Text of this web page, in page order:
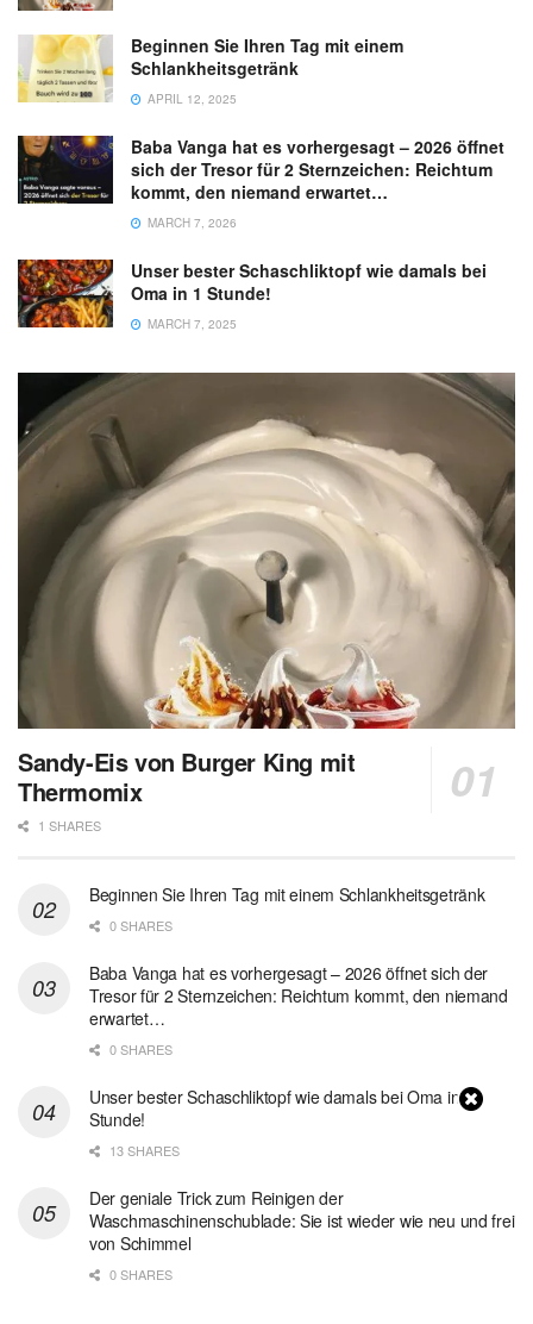
Beginnen Sie Ihren Tag mit einem
Schlankheitsgetränk
APRIL 12, 2025
Baba Vanga hat es vorhergesagt – 2026 öffnet
sich der Tresor für 2 Sternzeichen: Reichtum
kommt, den niemand erwartet…
MARCH 7, 2026
Unser bester Schaschliktopf wie damals bei
Oma in 1 Stunde!
MARCH 7, 2025
Sandy-Eis von Burger King mit
Thermomix
1 SHARES
Beginnen Sie Ihren Tag mit einem Schlankheitsgetränk
0 SHARES
Baba Vanga hat es vorhergesagt – 2026 öffnet sich der
Tresor für 2 Sternzeichen: Reichtum kommt, den niemand
erwartet…
0 SHARES
Unser bester Schaschliktopf wie damals bei Oma in 1
Stunde!
13 SHARES
Der geniale Trick zum Reinigen der
Waschmaschinenschublade: Sie ist wieder wie neu und frei
von Schimmel
0 SHARES